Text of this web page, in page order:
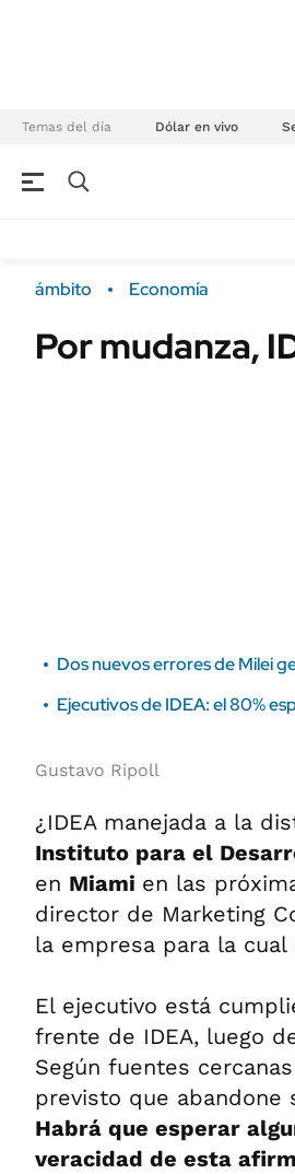
Temas del día Dólar en vivo
Campo
ámbito Economía
Por mudanza,
Dos nuevos errores de Milei
Ejecutivos de IDEA: el 80%
Gustavo Ripoll
¿IDEA manejada a la
Instituto para el
en Miami en las
director de Marketing
la empresa para la cual
El ejecutivo está
frente de IDEA, luego
Según fuentes
previsto que abandone
Habrá que esperar
veracidad de esta